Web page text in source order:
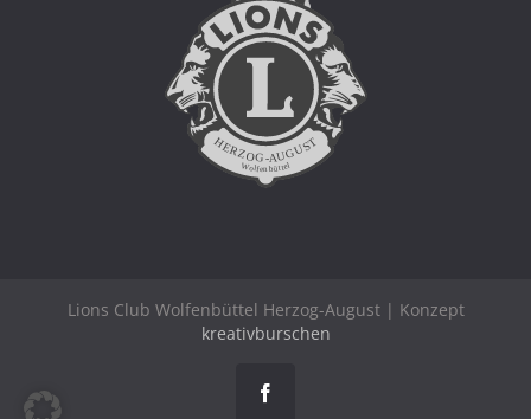
Lions Club Wolfenbüttel Herzog-August | Konzept
kreativburschen
Facebook